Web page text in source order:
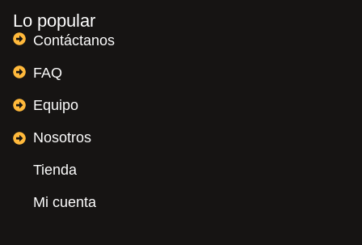
Lo popular
Contáctanos
FAQ
Equipo
Nosotros
Tienda
Mi cuenta